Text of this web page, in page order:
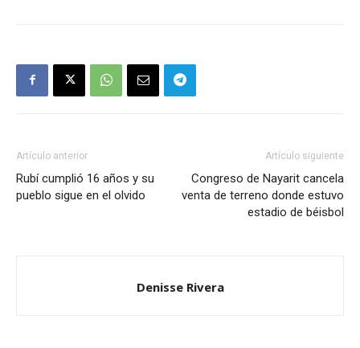
Artículo anterior
Rubí cumplió 16 años y su
pueblo sigue en el olvido
Artículo siguiente
Congreso de Nayarit cancela
venta de terreno donde estuvo
estadio de béisbol
Denisse Rivera